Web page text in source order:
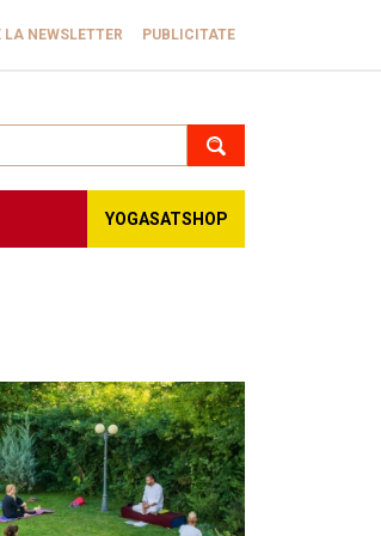
NEWSLETTER PUBLICITATE
YOGASATSHOP